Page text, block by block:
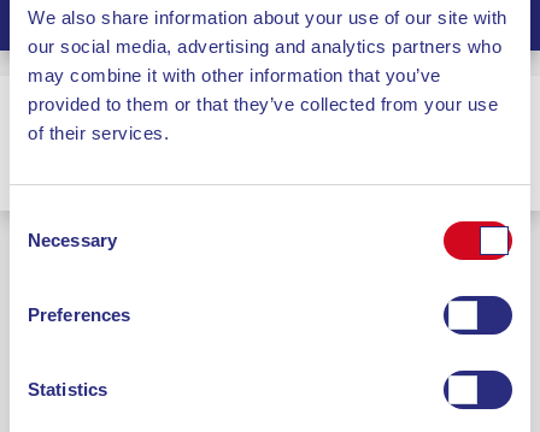
We also share information about your use of our site with
our social media, advertising and analytics partners who
may combine it with other information that you’ve
provided to them or that they’ve collected from your use
of their services.
Consent
Selection
Necessary
Preferences
Statistics
1 Passeggero Hai un veicolo?
COUPON
ANDATA